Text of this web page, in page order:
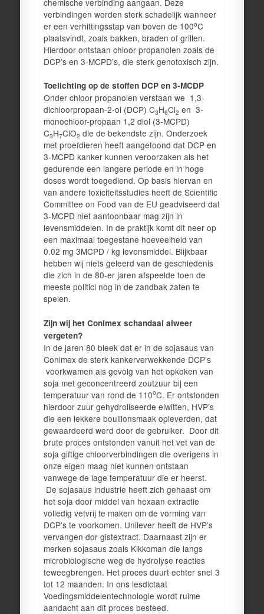
verbindingen worden sterk schadelijk wanneer
er een verhittingsstap van boven de 100oC
plaatsvindt, zoals bakken, braden of grillen.
Hierdoor ontstaan chloor propanolen zoals de
DCP’s en 3-MCPD’s, die sterk genotoxisch zijn.
Toelichting op de stoffen DCP en 3-MCDP
Onder chloor propanolen verstaan we 1,3-
dichloorpropaan-2-ol (DCP) C3H6Cl2 en 3-
monochloor-propaan 1,2 diol (3-MCPD)
C3H7ClO2 die de bekendste zijn. Onderzoek
met proefdieren heeft aangetoond dat DCP en
3-MCPD kanker kunnen veroorzaken als het
gedurende een langere periode en in hoge
doses wordt toegediend. Op basis hiervan en
van andere toxiciteitsstudies heeft de Scientific
Committee on Food van de EU geadviseerd dat
3-MCPD niet aantoonbaar mag zijn in
levensmiddelen. In de praktijk komt dit neer op
een maximaal toegestane hoeveelheid van
0.02 mg 3MCPD / kg levensmiddel. Blijkbaar
hebben wij niets geleerd van de geschiedenis
die zich in de 80-er jaren afspeelde toen de
meeste politici nog in de zandbak zaten te
spelen.
Zijn wij het Conimex schandaal alweer
vergeten?
In de jaren 80 bleek dat er in de sojasaus van
Conimex de sterk kankerverwekkende DCP’s
voorkwamen als gevolg van het opkoken van
soja met geconcentreerd zoutzuur bij een
temperatuur van rond de 110oC. Er ontstonden
hierdoor zuur gehydroliseerde eiwitten, HVP’s
die een lekkere bouillonsmaak opleverden, dat
gewaardeerd werd door de gebruiker. Door dit
brute proces ontstonden vanuit het vet van de
soja giftige chloorverbindingen die overigens in
onze eigen maag niet kunnen ontstaan
vanwege de lage temperatuur die er heerst.
De sojasaus industrie heeft zich gehaast om
het soja door middel van hexaan extractie
volledig vetvrij te maken om de vorming van
DCP’s te voorkomen. Unilever heeft de HVP’s
vervangen dor gistextract. Daarnaast zijn er
merken sojasaus zoals Kikkoman die langs
microbiologische weg de hydrolyse reacties
teweegbrengen. Het proces duurt echter snel 3
tot 12 maanden. In ons lesdictaat
Voedingsmiddelentechnologie wordt ruime
aandacht aan dit proces besteed.